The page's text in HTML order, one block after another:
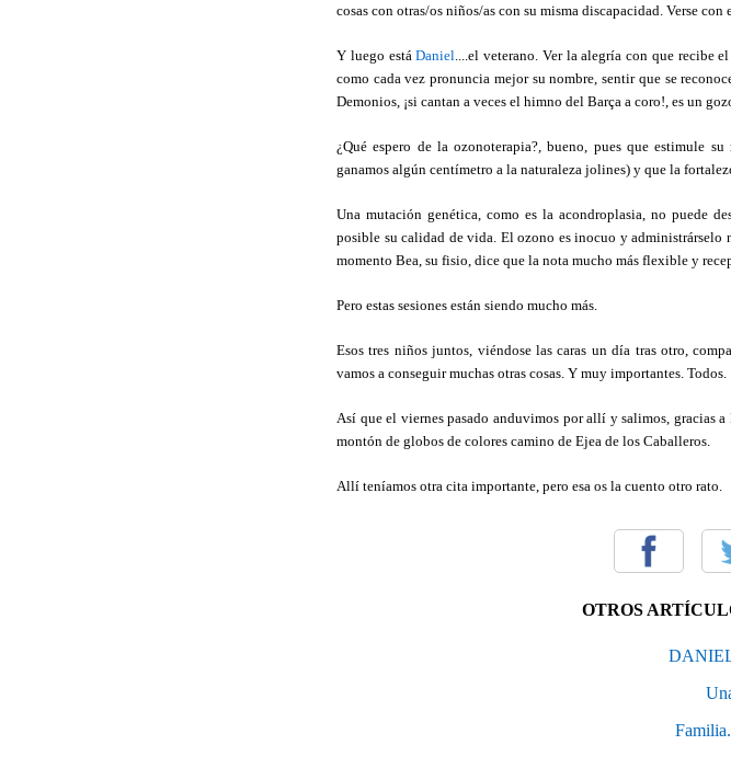
cosas con otras/os niños/as con su misma discapacidad. Verse
Y luego estáDaniel ....el veterano. Ver la alegría con que
como cada vez pronuncia mejor su nombre, sentir que se
Demonios, ¡si cantan a veces el himno del Barça a coro!, es un
¿Qué espero de la ozonoterapia?, bueno, pues que estimule
ganamos algún centímetro a la naturaleza jolines) y que la
Una mutación genética, como es la acondroplasia, no puede
posible su calidad de vida. El ozono es inocuo y administrárselo
momento Bea, su fisio, dice que la nota mucho más flexible y
Pero estas sesiones están siendo mucho más.
Esos tres niños juntos, viéndose las caras un día tras otro,
vamos a conseguir muchas otras cosas. Y muy importantes. Todos.
Así que el viernes pasado anduvimos por allí y salimos, gracias
montón de globos de colores camino de Ejea de los Caballeros.
Allí teníamos otra cita importante, pero esa os la cuento otro rato.
OTROS